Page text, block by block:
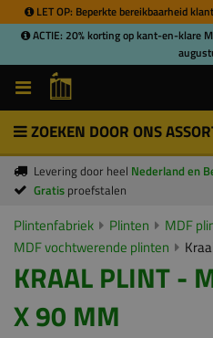
LET OP: Beperkte bereikbaarheid
ACTIE: 20% korting op kant-en-klare
ZOEKEN DOOR ONS
Levering door heel Nederland en
Gratis proefstalen
Plintenfabriek Plinten
MDF
MDF vochtwerende plinten
KRAAL PLINT -
X 90 MM